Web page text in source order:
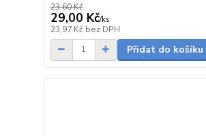
23,60 Kč
29,00 Kč/ks
23,97 Kč bez DPH
Přidat do košíku